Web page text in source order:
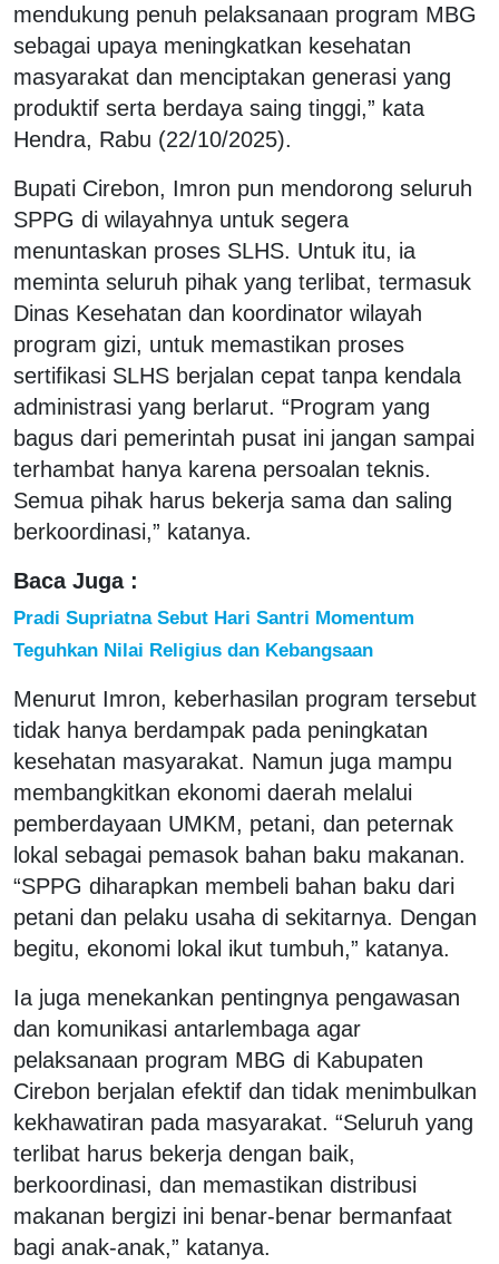
mendukung penuh pelaksanaan program MBG
sebagai upaya meningkatkan kesehatan
masyarakat dan menciptakan generasi yang
produktif serta berdaya saing tinggi,” kata
Hendra, Rabu (22/10/2025).
Bupati Cirebon, Imron pun mendorong seluruh
SPPG di wilayahnya untuk segera
menuntaskan proses SLHS. Untuk itu, ia
meminta seluruh pihak yang terlibat, termasuk
Dinas Kesehatan dan koordinator wilayah
program gizi, untuk memastikan proses
sertifikasi SLHS berjalan cepat tanpa kendala
administrasi yang berlarut. “Program yang
bagus dari pemerintah pusat ini jangan sampai
terhambat hanya karena persoalan teknis.
Semua pihak harus bekerja sama dan saling
berkoordinasi,” katanya.
Baca Juga :
Pradi Supriatna Sebut Hari Santri Momentum
Teguhkan Nilai Religius dan Kebangsaan
Menurut Imron, keberhasilan program tersebut
tidak hanya berdampak pada peningkatan
kesehatan masyarakat. Namun juga mampu
membangkitkan ekonomi daerah melalui
pemberdayaan UMKM, petani, dan peternak
lokal sebagai pemasok bahan baku makanan.
“SPPG diharapkan membeli bahan baku dari
petani dan pelaku usaha di sekitarnya. Dengan
begitu, ekonomi lokal ikut tumbuh,” katanya.
Ia juga menekankan pentingnya pengawasan
dan komunikasi antarlembaga agar
pelaksanaan program MBG di Kabupaten
Cirebon berjalan efektif dan tidak menimbulkan
kekhawatiran pada masyarakat. “Seluruh yang
terlibat harus bekerja dengan baik,
berkoordinasi, dan memastikan distribusi
makanan bergizi ini benar-benar bermanfaat
bagi anak-anak,” katanya.